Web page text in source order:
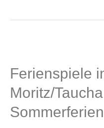
Ferienspiele
Moritz/
Sommerferien